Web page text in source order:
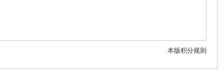
本版积分规则